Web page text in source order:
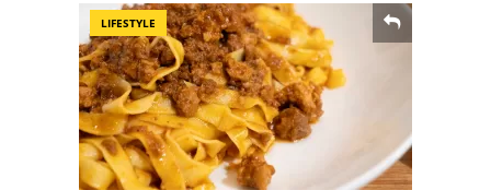
LIFESTYLE